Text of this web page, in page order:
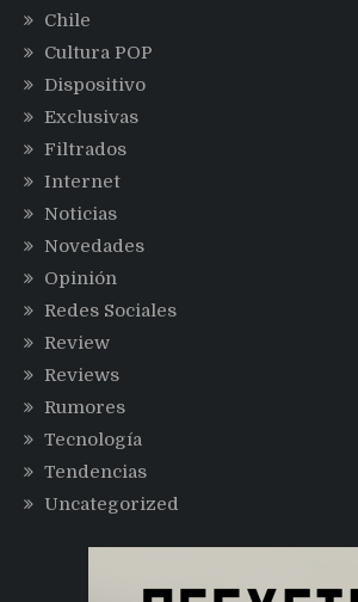
Chile
Cultura POP
Dispositivo
Exclusivas
Filtrados
Internet
Noticias
Novedades
Opinión
Redes Sociales
Review
Reviews
Rumores
Tecnología
Tendencias
Uncategorized